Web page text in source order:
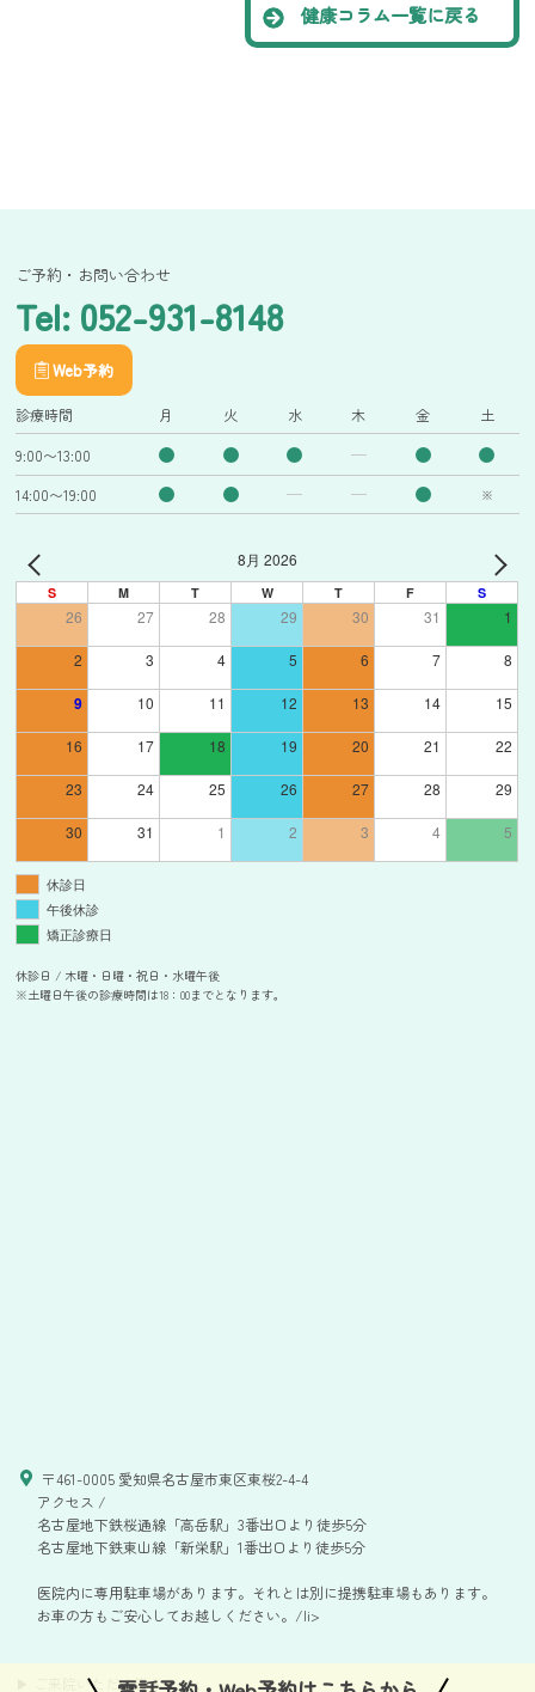
健康コラム一覧に戻る
ご予約・お問い合わせ
Tel: 052-931-8148
Web予約
診療時間 月 火 水 木 金 土
9:00〜13:00
14:00〜19:00
※
8月 2026
S M T W T F S
26 27 28 29 30 31 1
2 3 4 5 6 7 8
9 10 11 12 13 14 15
16 17 18 19 20 21 22
23 24 25 26 27 28 29
30 31 1 2 3 4 5
休診日
午後休診
矯正診療日
休診日 / 木曜・日曜・祝日・水曜午後
※土曜日午後の診療時間は18：00までとなります。
〒461-0005 愛知県名古屋市東区東桜2-4-4
アクセス /
名古屋地下鉄桜通線「高岳駅」3番出口より徒歩5分
名古屋地下鉄東山線「新栄駅」1番出口より徒歩5分
医院内に専用駐車場があります。それとは別に提携駐車場もあります。
お車の方もご安心してお越しください。/li>
▶ ご来院いただく皆さまへ<